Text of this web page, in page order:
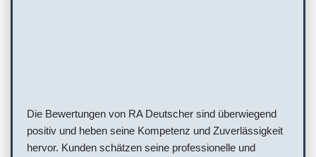
Die Bewertungen von RA Deutscher sind überwiegend
positiv und heben seine Kompetenz und Zuverlässigkeit
hervor. Kunden schätzen seine professionelle und